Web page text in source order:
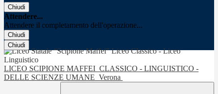
Chiudi
Attendere...
Attendere il completamento dell'operazione...
Chiudi
Chiudi
LICEO SCIPIONE MAFFEI CLASSICO - LINGUISTICO -
DELLE SCIENZE UMANE Verona